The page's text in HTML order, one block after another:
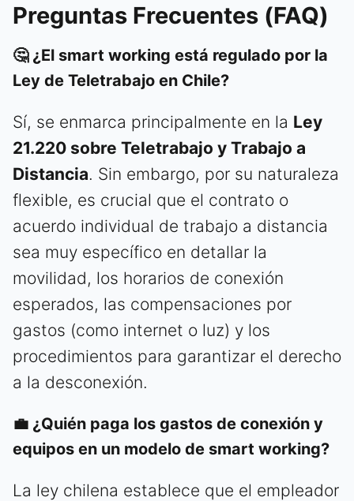
Preguntas Frecuentes (FAQ)
🤔 ¿El smart working está regulado por la
Ley de Teletrabajo en Chile?
Sí, se enmarca principalmente en la Ley
21.220 sobre Teletrabajo y Trabajo a
Distancia. Sin embargo, por su naturaleza
flexible, es crucial que el contrato o
acuerdo individual de trabajo a distancia
sea muy específico en detallar la
movilidad, los horarios de conexión
esperados, las compensaciones por
gastos (como internet o luz) y los
procedimientos para garantizar el derecho
a la desconexión.
💼 ¿Quién paga los gastos de conexión y
equipos en un modelo de smart working?
La ley chilena establece que el empleador